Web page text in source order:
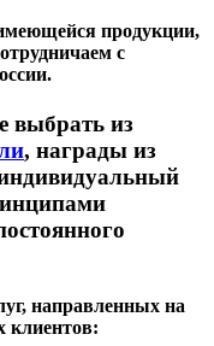
продукции,
с
выбрать из
, награды из
направленных на
клиентов: